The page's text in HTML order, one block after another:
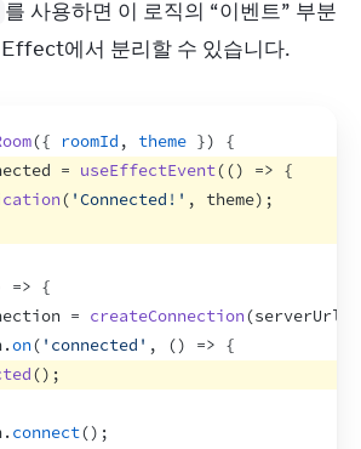
를 사용하면 이 로직의 “이벤트” 부분
에서 분리할 수 있습니다.
({ roomId , theme })
{
= useEffectEvent(() => {
( 'Connected!' , theme) ;
=> {
= createConnection(serverUrl
.on( 'connected' , () => {
() ;
. connect() ;